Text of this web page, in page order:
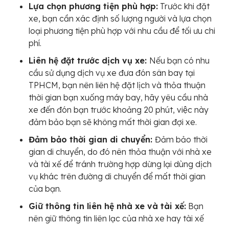
Lựa chọn phương tiện phù hợp: Trước khi đặt
xe, bạn cần xác định số lượng người và lựa chọn
loại phương tiện phù hợp với nhu cầu để tối ưu chi
phí.
Liên hệ đặt trước dịch vụ xe: Nếu bạn có nhu
cầu sử dụng dịch vụ xe đưa đón sân bay tại
TPHCM, bạn nên liên hệ đặt lịch và thỏa thuận
thời gian bạn xuống máy bay, hãy yêu cầu nhà
xe đến đón bạn trước khoảng 20 phút, việc này
đảm bảo bạn sẽ không mất thời gian đợi xe.
Đảm bảo thời gian di chuyển: Đảm bảo thời
gian di chuyển, do đó nên thỏa thuận với nhà xe
và tài xế để tránh trường hợp dừng lại dùng dịch
vụ khác trên đường di chuyển để mất thời gian
của bạn.
Giữ thông tin liên hệ nhà xe và tài xế: Bạn
nên giữ thông tin liên lạc của nhà xe hay tài xế